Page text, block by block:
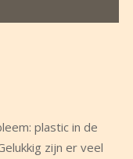
plastic in de
zijn er veel